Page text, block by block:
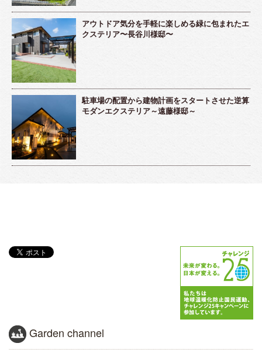
アウトドア気分を手軽に楽しめる緑に包まれたエ
クステリア〜長谷川様邸〜
駐車場の配置から建物計画をスタートさせた逆算
モダンエクステリア～遠藤様邸～
Garden channel